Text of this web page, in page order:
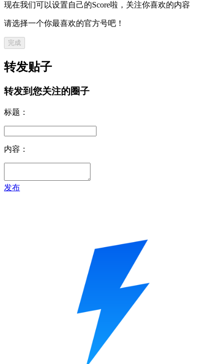
现在我们可以设置自己的Score啦，关注你喜欢的内容
请选择一个你最喜欢的官方号吧！
完成
转发贴子
转发到您关注的圈子
标题：
内容：
发布